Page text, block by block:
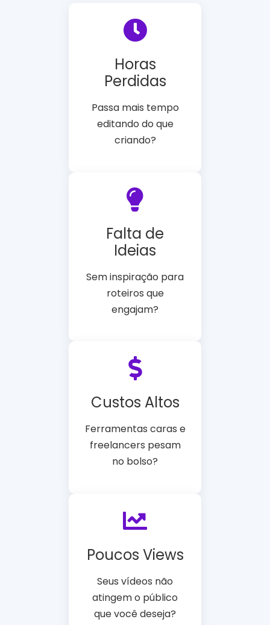
Horas
Perdidas
Passa mais tempo
editando do que
criando?
Falta de
Ideias
Sem inspiração para
roteiros que
engajam?
Custos Altos
Ferramentas caras e
freelancers pesam
no bolso?
Poucos Views
Seus vídeos não
atingem o público
que você deseja?